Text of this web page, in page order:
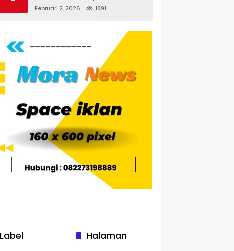
Taekwondo Junior Putra di
Februari 2, 2026 1891
Label Halaman